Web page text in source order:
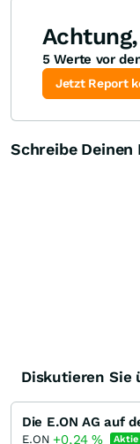
5 Werte vor
Jetzt Report
Schreibe
Diskutieren Sie
E.ON +0,24% Aktie